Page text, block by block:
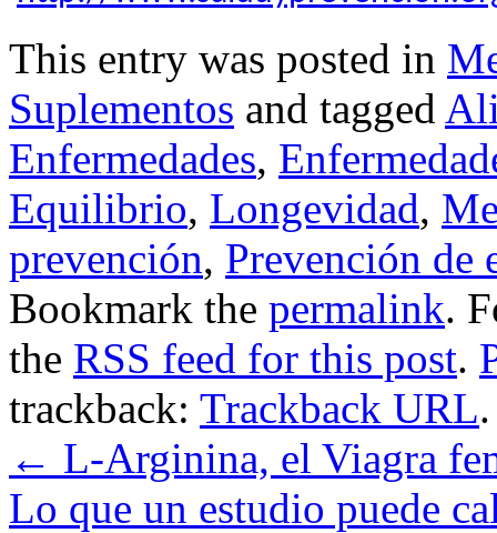
This entry was posted in
Suplementos and tagged
Enfermedades,
Equilibrio, Longevidad,
prevención, Prevención de
Bookmark the permalink.
the RSS feed for this post.
trackback: Trackback URL.
← L-Arginina, el Viagra
Lo que un estudio puede